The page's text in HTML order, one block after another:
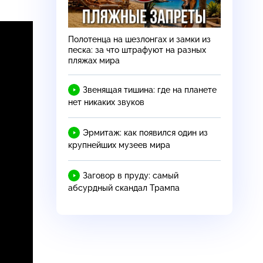
Полотенца на шезлонгах и замки из
песка: за что штрафуют на разных
пляжах мира
Звенящая тишина: где на планете
нет никаких звуков
Эрмитаж: как появился один из
крупнейших музеев мира
Заговор в пруду: самый
абсурдный скандал Трампа